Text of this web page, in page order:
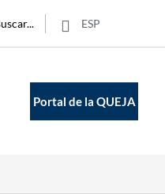
buscar
ESP
Portal de la QUEJA